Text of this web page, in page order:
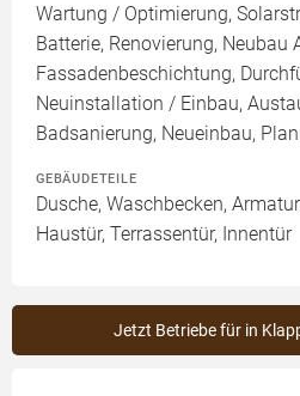
Wartung / Optimierung,
Batterie, Renovierung, Neubau
Fassadenbeschichtung,
Neuinstallation / Einbau,
Badsanierung, Neueinbau,
GEBÄUDETEILE
Dusche, Waschbecken,
Haustür, Terrassentür, Innentür
Jetzt Betriebe für in